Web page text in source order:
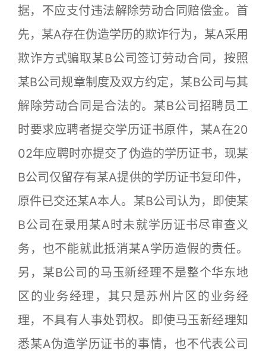
据，不应支付违法解除劳动合同赔偿金。首
先，某A存在伪造学历的欺诈行为，某A采用
欺诈方式骗取某B公司签订劳动合同，按照
某B公司规章制度及双方约定，某B公司与其
解除劳动合同是合法的。某B公司招聘员工
时要求应聘者提交学历证书原件，某A在20
02年应聘时亦提交了伪造的学历证书，现某
B公司仅留存有某A提供的学历证书复印件，
原件已交还某A本人。某B公司认为，即使某
B公司在录用某A时未就学历证书尽审查义
务，也不能就此抵消某A学历造假的责任。
另，某B公司的马玉新经理不是整个华东地
区的业务经理，其只是苏州片区的业务经
理，不具有人事处罚权。即使马玉新经理知
悉某A伪造学历证书的事情，也不代表公司